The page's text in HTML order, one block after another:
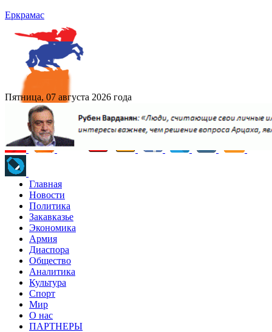
Еркрамас
Пятница, 07 августа 2026 года
Главная
Новости
Политика
Закавказье
Экономика
Армия
Диаспора
Общество
Аналитика
Культура
Спорт
Мир
О нас
ПАРТНЕРЫ